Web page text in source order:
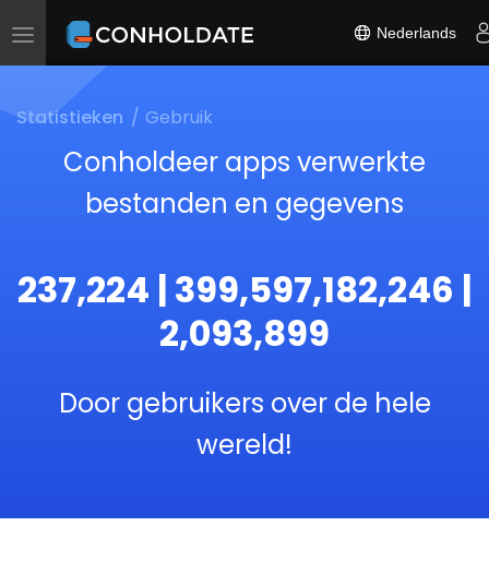
Toggle
Nederlands
Statistieken Gebruik
Conholdeer apps verwerkte
bestanden en gegevens
237,224 | 399,597,182,246 |
2,093,899
Door gebruikers over de hele
wereld!